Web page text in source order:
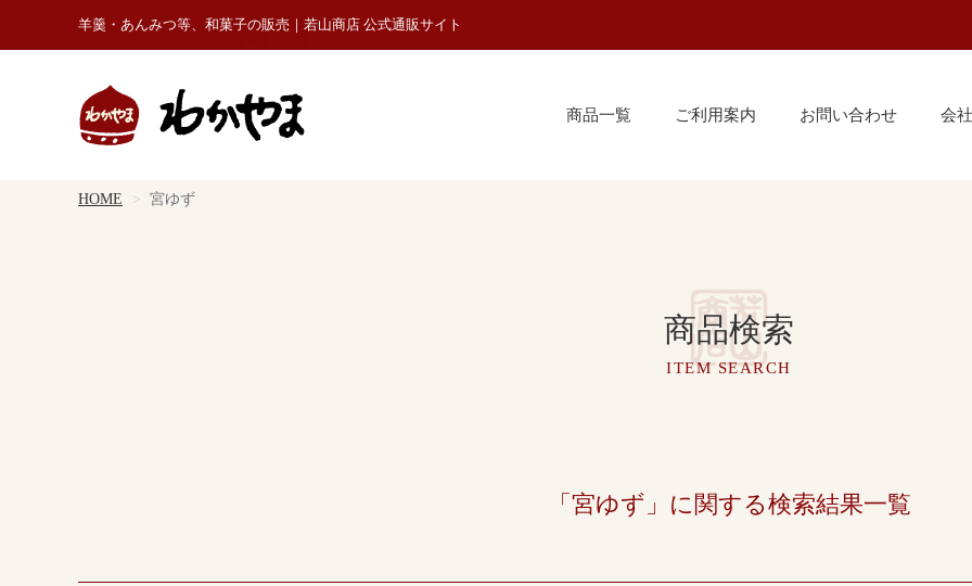
羊羹・あんみつ等、和菓子の販売｜若山商店 公式通販サイト
商品一覧 ご利用案内 お問い合わせ 会
HOME 宮ゆず
商品検索
ITEM SEARCH
「宮ゆず」に関する検索結果一覧